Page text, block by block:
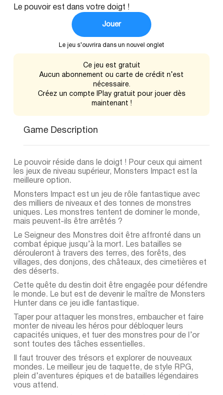
Le pouvoir est dans votre doigt !
Jouer
Le jeu s’ouvrira dans un nouvel onglet
Ce jeu est gratuit
Aucun abonnement ou carte de crédit n’est
nécessaire.
Créez un compte IPlay gratuit pour jouer dès
maintenant !
Game Description
Le pouvoir réside dans le doigt ! Pour ceux qui aiment
les jeux de niveau supérieur, Monsters Impact est la
meilleure option.
Monsters Impact est un jeu de rôle fantastique avec
des milliers de niveaux et des tonnes de monstres
uniques. Les monstres tentent de dominer le monde,
mais peuvent-ils être arrêtés ?
Le Seigneur des Monstres doit être affronté dans un
combat épique jusqu’à la mort. Les batailles se
dérouleront à travers des terres, des forêts, des
villages, des donjons, des châteaux, des cimetières et
des déserts.
Cette quête du destin doit être engagée pour défendre
le monde. Le but est de devenir le maître de Monsters
Hunter dans ce jeu idle fantastique.
Taper pour attaquer les monstres, embaucher et faire
monter de niveau les héros pour débloquer leurs
capacités uniques, et tuer des monstres pour de l’or
sont toutes des tâches essentielles.
Il faut trouver des trésors et explorer de nouveaux
mondes. Le meilleur jeu de taquette, de style RPG,
plein d’aventures épiques et de batailles légendaires
vous attend.